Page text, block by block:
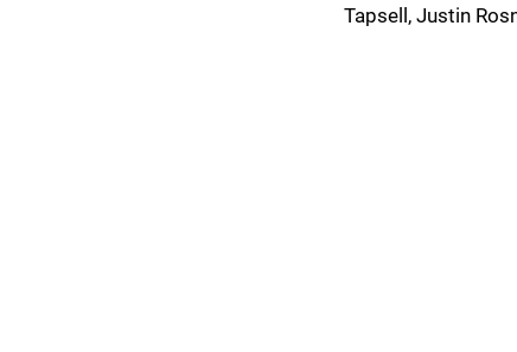
Tapsell, Justin